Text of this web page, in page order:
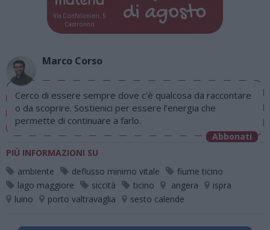
Via Confalonieri, 5
Castronno
di agosto
Marco Corso
Cerco di essere sempre dove c’è qualcosa da raccontare
o da scoprire. Sostienici per essere l’energia che
permette di continuare a farlo.
Abbonati
PIÙ INFORMAZIONI SU
ambiente
deflusso minimo vitale
fiume ticino
lago maggiore
siccità ticino angera
ispra
luino
porto valtravaglia sesto calende